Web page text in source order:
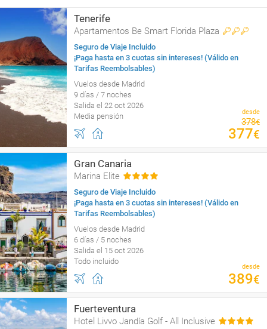
Tenerife
Apartamentos Be Smart Florida Plaza
Seguro de Viaje Incluido
¡Paga hasta en 3 cuotas sin intereses! (Válido en
Tarifas Reembolsables)
Vuelos desde Madrid
9 días / 7 noches
Salida el 22 oct 2026
Media pensión
desde
378€
377€
Gran Canaria
Marina Elite
Seguro de Viaje Incluido
¡Paga hasta en 3 cuotas sin intereses! (Válido en
Tarifas Reembolsables)
Vuelos desde Madrid
6 días / 5 noches
Salida el 15 oct 2026
Todo incluido
desde
389€
Fuerteventura
Hotel Livvo Jandía Golf - All Inclusive